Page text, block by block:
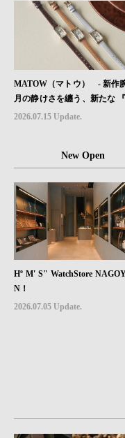
MATOW（マトウ） - 新作
月の静けさを纏う、新たな
レザーモデル４型登場。
2026.07.15 Update.
New Open
Hº M' S" WatchStore
N！
2026.07.05 Update.